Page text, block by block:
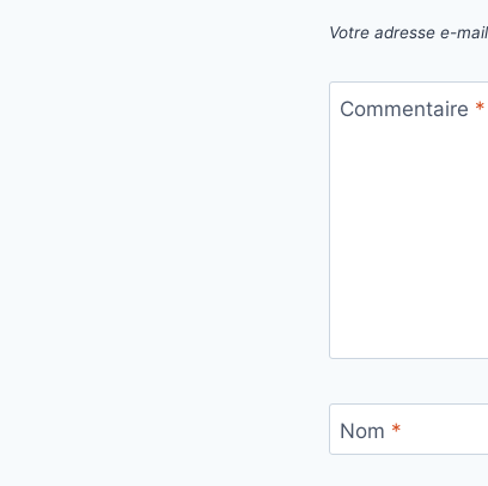
Votre adresse e-
Commentaire *
Nom *